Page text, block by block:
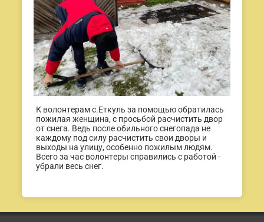
К волонтерам с.Еткуль за помощью обратилась
пожилая женщина, с просьбой расчистить двор
от снега. Ведь после обильного снегопада не
каждому под силу расчистить свои дворы и
выходы на улицу, особенно пожилым людям.
Всего за час волонтеры справились с работой -
убрали весь снег.